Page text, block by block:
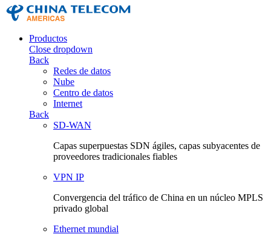
Productos
Close dropdown
Back
Redes de datos
Nube
Centro de datos
Internet
Back
SD-WAN
Capas superpuestas SDN ágiles, capas subyacentes de
proveedores tradicionales fiables
VPN IP
Convergencia del tráfico de China en un núcleo MPLS
privado global
Ethernet mundial